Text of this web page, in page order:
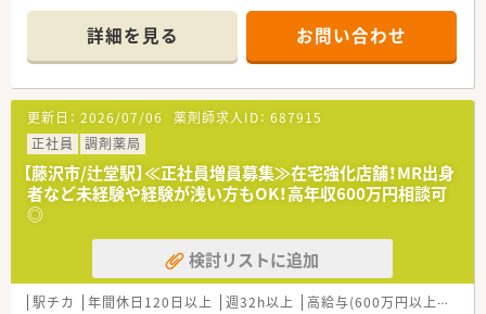
■外来メインですが、在宅にも力を入れております。
■在宅自体は未経験でもOKです！ ※調剤経験は必須となりま
す
■業務上の運転の可能性があるため、自動車運転免許必須となり
ます。
≪こんな企業です≫
■県下に20店舗、東京都に1店舗、相鉄線沿線と東海道線沿線を
中心に調剤薬局を展開しております。
■処方箋応需先はマンツーマンのクリニック受けが主体となっ
■社長と社員との距離が近く、非常に風通しが良い職場環境の企
■常にお客様第一と考え、日々研鑽し地域社会と共に歩み、お客
様から信頼される地域No1の薬局を目指しております。
詳細を見る お問い合わせ
更新日： 2026/07/06 薬剤師求人ID： 687915
正社員
調剤薬局
【藤沢市/辻堂駅】≪正社員増員募集≫在宅強化店舗！MR出身
者など未経験や経験が浅い方もOK！高年収600万円相談可
◎
検討リストに追加
駅チカ 年間休日120日以上 週32h以上 高給与(600万円以上)